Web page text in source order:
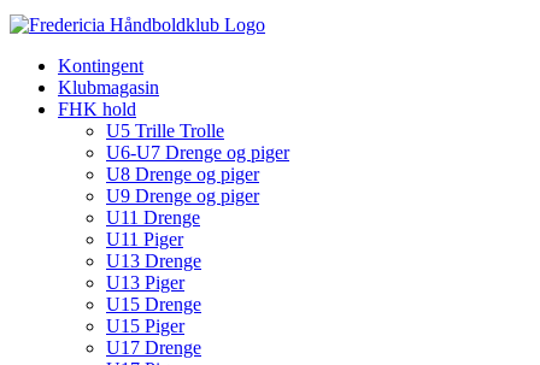
Kontingent
Klubmagasin
FHK hold
U5 Trille Trolle
U6-U7 Drenge og piger
U8 Drenge og piger
U9 Drenge og piger
U11 Drenge
U11 Piger
U13 Drenge
U13 Piger
U15 Drenge
U15 Piger
U17 Drenge